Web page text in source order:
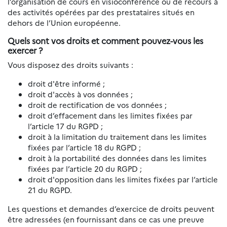
des activités opérées par des prestataires situés en
dehors de l’Union européenne.
Quels sont vos droits et comment pouvez-vous les
exercer ?
Vous disposez des droits suivants :
droit d'être informé ;
droit d'accès à vos données ;
droit de rectification de vos données ;
droit d’effacement dans les limites fixées par
l’article 17 du RGPD ;
droit à la limitation du traitement dans les limites
fixées par l’article 18 du RGPD ;
droit à la portabilité des données dans les limites
fixées par l’article 20 du RGPD ;
droit d'opposition dans les limites fixées par l’article
21 du RGPD.
Les questions et demandes d’exercice de droits peuvent
être adressées (en fournissant dans ce cas une preuve